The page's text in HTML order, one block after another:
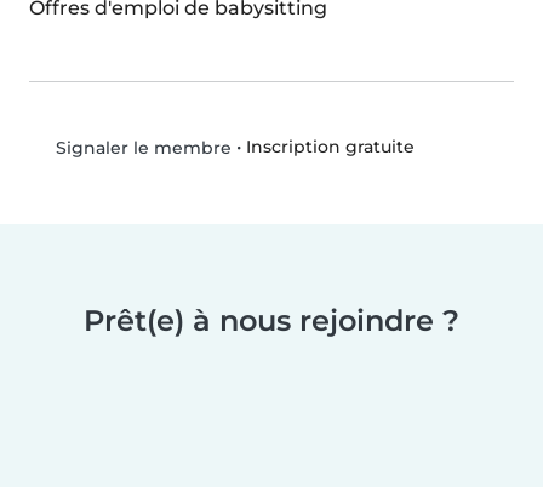
Offres d'emploi de babysitting
Signaler le membre • Inscription gratuite
Prêt(e) à nous rejoindre ?